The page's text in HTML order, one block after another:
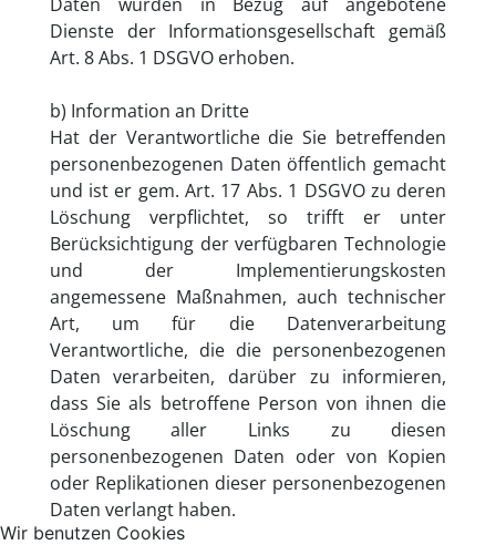
Dienste der Informationsgesellschaft gemäß
Art. 8 Abs. 1 DSGVO erhoben.
b) Information an Dritte
Hat der Verantwortliche die Sie betreffenden
personenbezogenen Daten öffentlich gemacht
und ist er gem. Art. 17 Abs. 1 DSGVO zu deren
Löschung verpflichtet, so trifft er unter
Berücksichtigung der verfügbaren Technologie
und der Implementierungskosten
angemessene Maßnahmen, auch technischer
Art, um für die Datenverarbeitung
Verantwortliche, die die personenbezogenen
Daten verarbeiten, darüber zu informieren,
dass Sie als betroffene Person von ihnen die
Löschung aller Links zu diesen
personenbezogenen Daten oder von Kopien
oder Replikationen dieser personenbezogenen
Daten verlangt haben.
Wir benutzen Cookies